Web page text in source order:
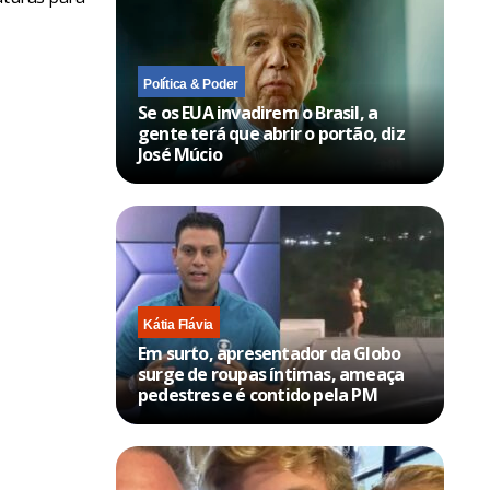
Política & Poder
Se os EUA invadirem o Brasil, a
gente terá que abrir o portão, diz
José Múcio
Kátia Flávia
Em surto, apresentador da Globo
surge de roupas íntimas, ameaça
pedestres e é contido pela PM